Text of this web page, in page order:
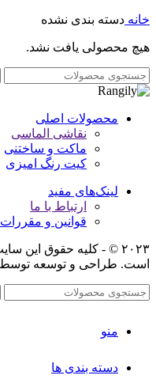
خانه دسته بندی نشده
هیچ محصولی یافت نشد.
محصولات اصلی
نقاشی الماسی
ماکت و ساختنی
کیت رنگ امیزی
لینک‌های مفید
ارتباط با ما
قوانین و مقررات
۲۰۲۳ © - کلیه حقوق این
است. طراحی و توسعه توسط
منو
دسته بندی ها